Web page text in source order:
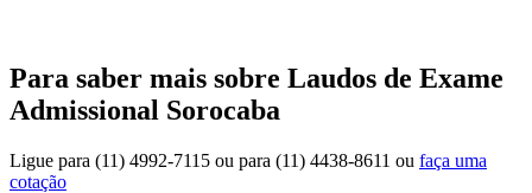
Para saber mais sobre Laudos de Exame
Admissional Sorocaba
Ligue para (11) 4992-7115 ou para (11) 4438-8611 ou faça uma
cotação